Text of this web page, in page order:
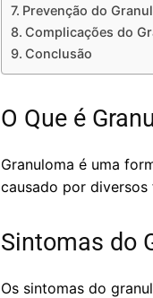
Prevenção do
Complicações do
Conclusão
O Que é
Granuloma é uma
causado por
Sintomas do
Os sintomas do